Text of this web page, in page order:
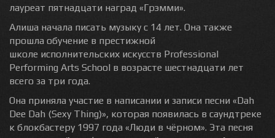
лауреат пятнадцати наград «Грэмми».
Алиша начала писать музыку с 14 лет. Она также
прошла обучение в престижной
школе исполнительских искусств Professional
Performing Arts School в возрасте шестнадцати лет
всего за три года.
Она приняла участие в написании и записи песни «Dah
Dee Dah (Sexy Thing)», которая появилась в саундтреке
к блокбастеру 1997 года «Люди в чёрном». Эта песня